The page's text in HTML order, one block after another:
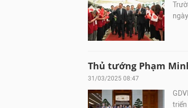
Thủ tướng Phạm
31/03/2025 08:47